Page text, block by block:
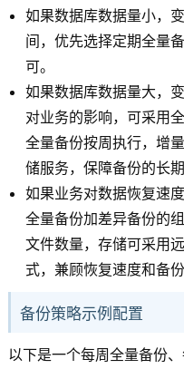
如果数据库数据量小，
间，优先选择定期全量
可。
如果数据库数据量大，
对业务的影响，可采用
全量备份按周执行，增
储服务，保障备份的长期
如果业务对数据恢复速
全量备份加差异备份的
文件数量，存储可采用
式，兼顾恢复速度和备份
备份策略示例配置
以下是一个每周全量备份